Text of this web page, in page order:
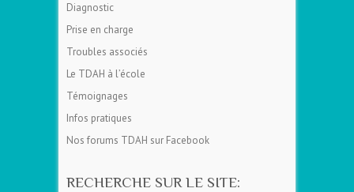
Diagnostic
Prise en charge
Troubles associés
Le TDAH à l’école
Témoignages
Infos pratiques
Nos forums TDAH sur Facebook
RECHERCHE SUR LE SITE: